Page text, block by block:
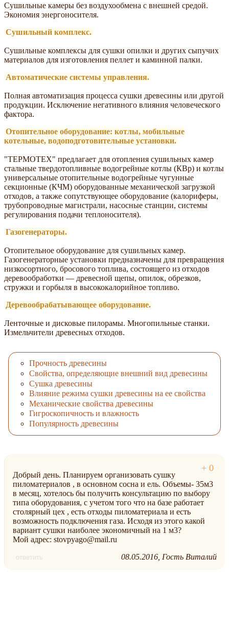
Сушильные камеры без воздухообмена с внешней средой.
Экономия энергоносителя.
Сушильный комплекс.
Сушильные комплексы для сушки опилки и других сыпучих
материалов для изготовления пеллет и каминной палки.
Автоматические системы управления.
Полная автоматизация процесса сушки древесины или другой
продукции. Исключение негативного влияния человеческого
фактора.
Отопительное оборудование: котлы, мобильные
котельные, водоподготовительные установки.
"ТЕРМОТЕХ" предлагает для отопления сушильных камер
стальные твердотопливные водогрейные котлы (КВр) и котлы
универсальные отопительные водогрейные чугунные
секционные (КЧМ) оборудованные механической загрузкой
отходов, а также сопутствующее оборудование (калориферы,
трубопроводные магистрали, насосные станции, системы
регулирования подачи теплоносителя).
Газогенераторы.
Отопительное оборудование для сушильных камер.
Газогенераторные установки предназначены для превращения
низкосортного, бросового топлива, состоящего из отходов
деревообработки — древесной щепы, опилок, обрезков,
стружки и горбыля в высококалорийное топливо.
Деревообрабатывающее оборудование.
Ленточные и дисковые пилорамы. Многопильные станки.
Измельчители древесных отходов.
Прочность древесины
Свойства, определяющие внешний вид древесины
Сушка древесины
Влияние режима сушки древесины на ее свойства
Механические свойства древесины
Гигроскопичность и влажность
Популярность древесины
Добрый день. Планируем организовать сушку
пиломатериалов , в основном сосна и ель. Объемы- 35м3
в месяц, хотелось бы получить консультацию по выбору
типа оборудования, с учетом того что на базе работает
столярный цех , есть отходы пиломатериала и есть
возможность подключения газа. Исходя из этого какой
вариант сушки наиболее экономичный на 1 м3?
Мой адрес: stovpyago@mail.ru
ответить 08.05.2016 Гость Виталий